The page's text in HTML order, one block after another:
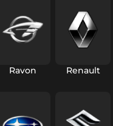
Ravon Renault